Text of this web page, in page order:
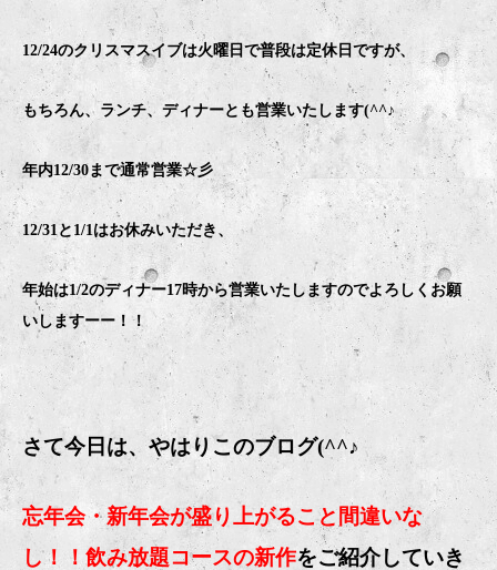
12/24のクリスマスイブは火曜日で普段は定休日ですが、
もちろん、ランチ、ディナーとも営業いたします(^^♪
年内12/30まで通常営業☆彡
12/31と1/1はお休みいただき、
年始は1/2のディナー17時から営業いたしますのでよろしくお願
いしますーー！！
さて今日は、やはりこのブログ(^^♪
忘年会・新年会が盛り上がること間違いな
し！！飲み放題コースの新作をご紹介していき